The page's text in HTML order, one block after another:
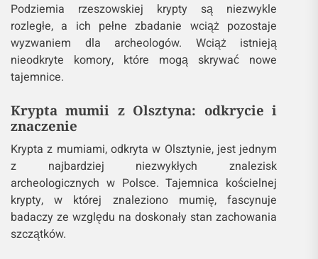
Podziemia rzeszowskiej krypty są niezwykle
rozległe, a ich pełne zbadanie wciąż pozostaje
wyzwaniem dla archeologów. Wciąż istnieją
nieodkryte komory, które mogą skrywać nowe
tajemnice.
Krypta mumii z Olsztyna: odkrycie i
znaczenie
Krypta z mumiami, odkryta w Olsztynie, jest jednym
z najbardziej niezwykłych znalezisk
archeologicznych w Polsce. Tajemnica kościelnej
krypty, w której znaleziono mumię, fascynuje
badaczy ze względu na doskonały stan zachowania
szczątków.